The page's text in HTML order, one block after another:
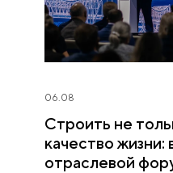
06.08
Строить не
качество
отраслевой